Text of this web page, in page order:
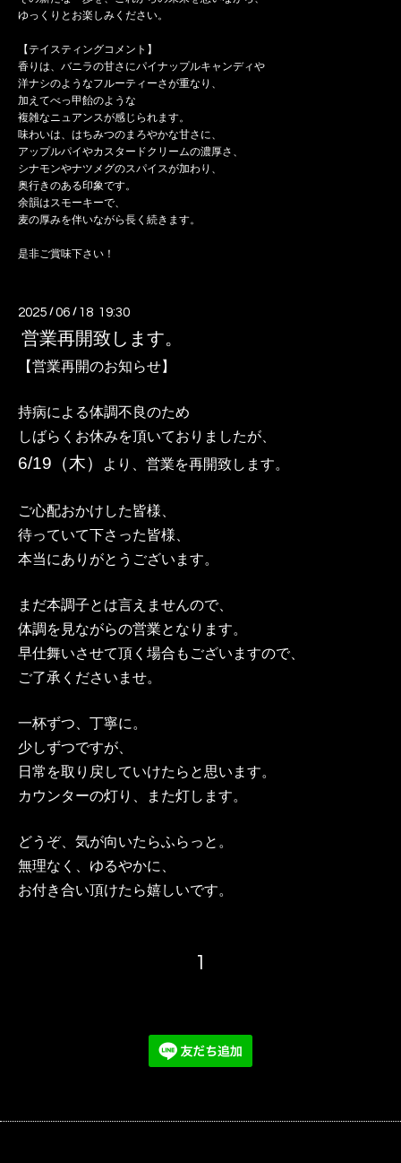
ゆっくりとお楽しみください。
【テイスティングコメント】
香りは、バニラの甘さにパイナップルキャンディや
洋ナシのようなフルーティーさが重なり、
加えてべっ甲飴のような
複雑なニュアンスが感じられます。
味わいは、はちみつのまろやかな甘さに、
アップルパイやカスタードクリームの濃厚さ、
シナモンやナツメグのスパイスが加わり、
奥行きのある印象です。
余韻はスモーキーで、
麦の厚みを伴いながら長く続きます。
是非ご賞味下さい！
2025 /06 / 18 19:30
営業再開致します。
【営業再開のお知らせ】
持病による体調不良のため
しばらくお休みを頂いておりましたが、
6/19（木） より、営業を再開致します。
ご心配おかけした皆様、
待っていて下さった皆様、
本当にありがとうございます。
まだ本調子とは言えませんので、
体調を見ながらの営業となります。
早仕舞いさせて頂く場合もございますので、
ご了承くださいませ。
一杯ずつ、丁寧に。
少しずつですが、
日常を取り戻していけたらと思います。
カウンターの灯り、また灯します。
どうぞ、気が向いたらふらっと。
無理なく、ゆるやかに、
お付き合い頂けたら嬉しいです。
1